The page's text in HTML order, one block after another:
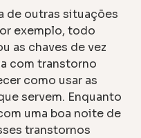
de outras situações
exemplo, todo
as chaves de vez
com transtorno
como usar as
servem. Enquanto
uma boa noite de
transtornos